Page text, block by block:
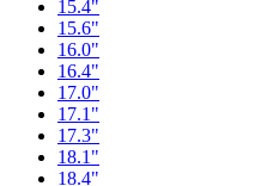
15.4"
15.6"
16.0"
16.4"
17.0"
17.1"
17.3"
18.1"
18.4"